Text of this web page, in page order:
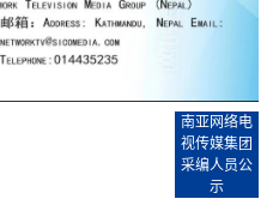
南亚网络电
视传媒集团
采编人员公
示